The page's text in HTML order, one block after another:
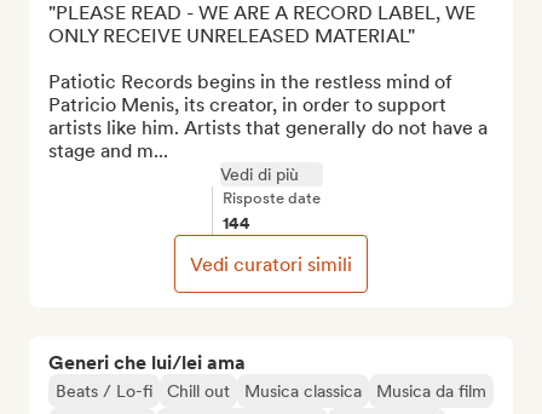
Generi che lui/lei ama
Beats / Lo-fi Chill out Musica classica
Musica da film
"PLEASE READ - WE ARE A RECORD LABEL, WE
ONLY RECEIVE UNRELEASED MATERIAL"
Patiotic Records begins in the restless mind of
Patricio Menis, its creator, in order to support
artists like him. Artists that generally do not have a
stage and m...
Vedi di più
Risposte date
144
Vedi curatori simili